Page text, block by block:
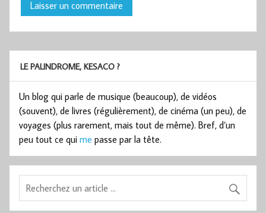
LE PALINDROME, KESACO ?
Un blog qui parle de musique (beaucoup), de vidéos
(souvent), de livres (régulièrement), de cinéma (un peu), de
voyages (plus rarement, mais tout de même). Bref, d’un
peu tout ce qui me passe par la tête.